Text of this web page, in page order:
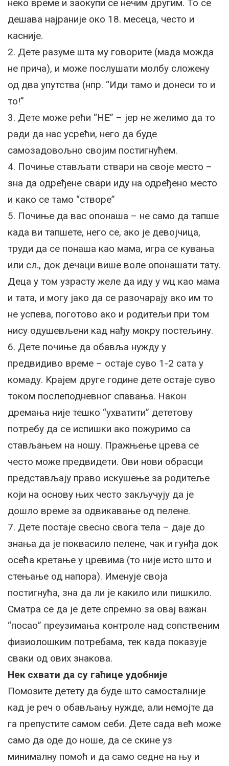
неко време и заокупи се нечим другим. То се
дешава најраније око 18. месеца, често и
касније.
2. Дете разуме шта му говорите (мада можда
не прича), и може послушати молбу сложену
од два упутства (нпр. “Иди тамо и донеси то и
то!”
3. Дете може рећи “НЕ” – јер не желимо да то
ради да нас усрећи, него да буде
самозадовољно својим постигнућем.
4. Почиње стављати ствари на своје место –
зна да одређене свари иду на одређено место
и како се тамо “створе”
5. Почиње да вас опонаша – не само да тапше
када ви тапшете, него се, ако је девојчица,
труди да се понаша као мама, игра се кувања
или сл., док дечаци више воле опонашати тату.
Деца у том узрасту желе да иду у wц као мама
и тата, и могу јако да се разочарају ако им то
не успева, поготово ако и родитељи при том
нису одушевљени кад нађу мокру постељину.
6. Дете почиње да обавља нужду у
предвидиво време – остаје суво 1-2 сата у
комаду. Kрајем друге године дете остаје суво
током послеподневног спавања. Након
дремања није тешко “ухватити” дететову
потребу да се испишки ако пожуримо са
стављањем на ношу. Пражњење црева се
често може предвидети. Ови нови обрасци
представљају право искушење за родитеље
који на основу њих често закључују да је
дошло време за одвикавање од пелене.
7. Дете постаје свесно свога тела – даје до
знања да је поквасило пелене, чак и гунђа док
осећа кретање у цревима (то није исто што и
стењање од напора). Именује своја
постигнућа, зна да ли је какило или пишкило.
Сматра се да је дете спремно за овај важан
“посао” преузимања контроле над сопственим
физиолошким потребама, тек када показује
сваки од ових знакова.
Нек схвати да су гаћице удобније
Помозите детету да буде што самосталније
кад је реч о обављању нужде, али немојте да
га препустите самом себи. Дете сада већ може
само да оде до ноше, да се скине уз
минималну помоћ и да само седне на њу и